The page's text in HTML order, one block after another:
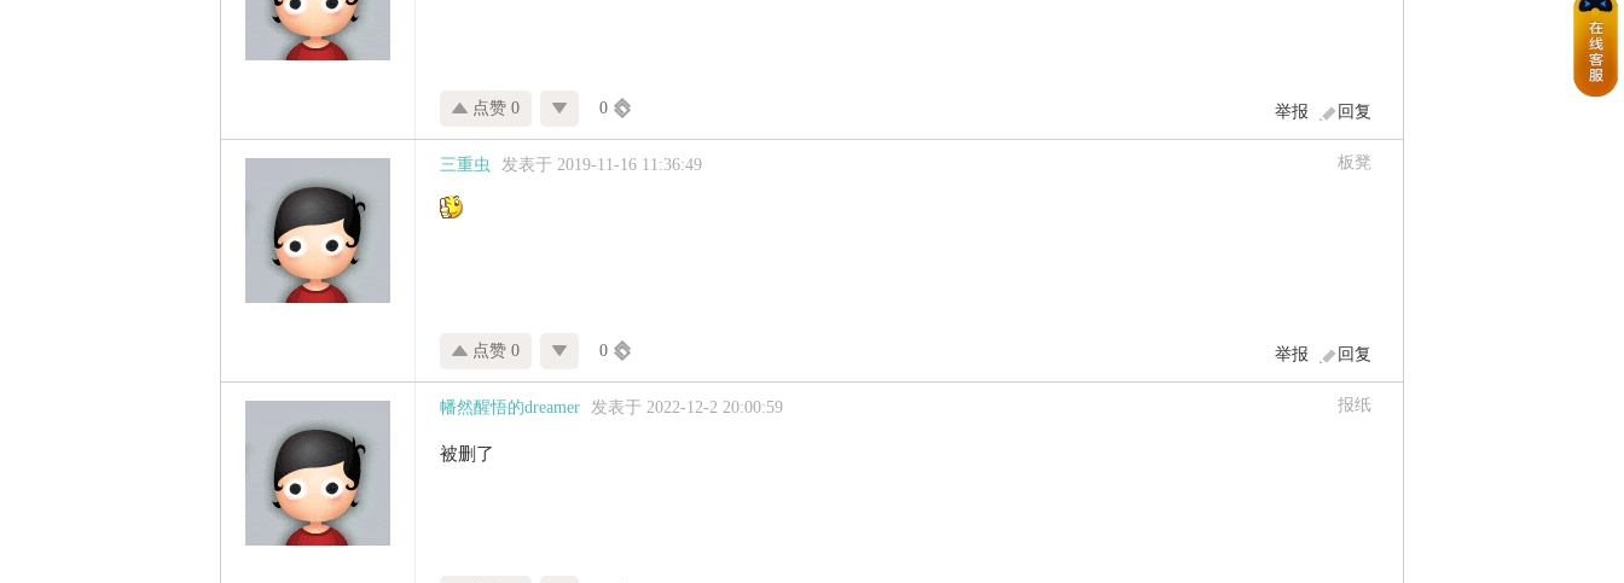
回复
举报
点赞 0 0
板凳
三重虫 发表于 2019-11-16 11:36:49
回复
举报
点赞 0 0
报纸
幡然醒悟的dreamer 发表于 2022-12-2 20:00:59
被删了